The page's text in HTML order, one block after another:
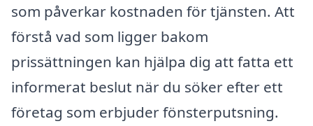
som påverkar kostnaden för tjänsten. Att
förstå vad som ligger bakom
prissättningen kan hjälpa dig att fatta ett
informerat beslut när du söker efter ett
företag som erbjuder fönsterputsning.